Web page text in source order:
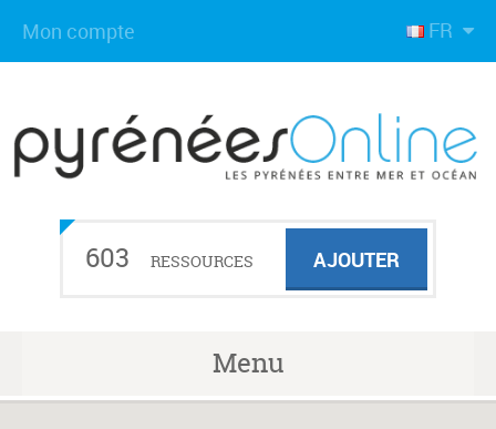
FR
Mon compte
603 RESSOURCES AJOUTER
Menu